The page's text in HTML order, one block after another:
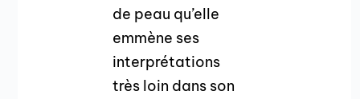
de peau qu’elle
emmène ses
interprétations
très loin dans son